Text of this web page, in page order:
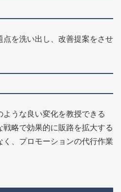
を洗い出し、改善提案をさせ
うな良い変化を教授できる
略で効果的に販路を拡大する
、プロモーションの代行作業